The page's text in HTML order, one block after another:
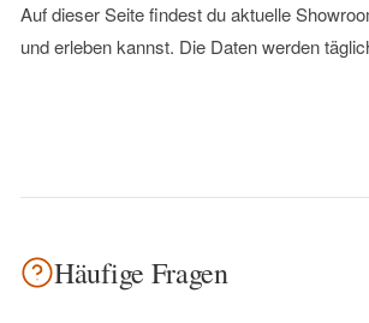
Auf dieser Seite findest du aktuelle
und erleben kannst. Die Daten werden
Häufige Fragen